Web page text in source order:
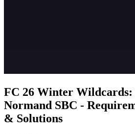
FC 26 Winter Wildcards:
Normand SBC -
& Solutions